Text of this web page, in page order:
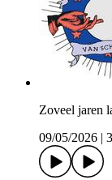
Zoveel jaren
09/05/2026